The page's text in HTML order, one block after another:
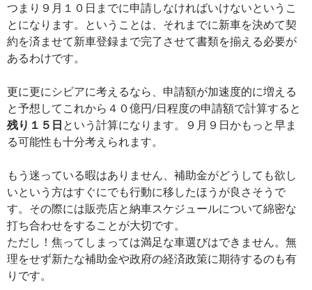
つまり９月１０日までに申請しなければいけないというこ
とになります。ということは、それまでに新車を決めて契
約を済ませて新車登録まで完了させて書類を揃える必要が
あるわけです。
更に更にシビアに考えるなら、申請額が加速度的に増える
と予想してこれから４０億円/日程度の申請額で計算すると
残り１５日 という計算になります。９月９日かもっと早ま
る可能性も十分考えられます。
もう迷っている暇はありません、補助金がどうしても欲し
いという方はすぐにでも行動に移したほうが良さそうで
す。その際には販売店と納車スケジュールについて綿密な
打ち合わせをすることが大切です。
ただし！焦ってしまっては満足な車選びはできません。無
理をせず新たな補助金や政府の経済政策に期待するのも有
りです。